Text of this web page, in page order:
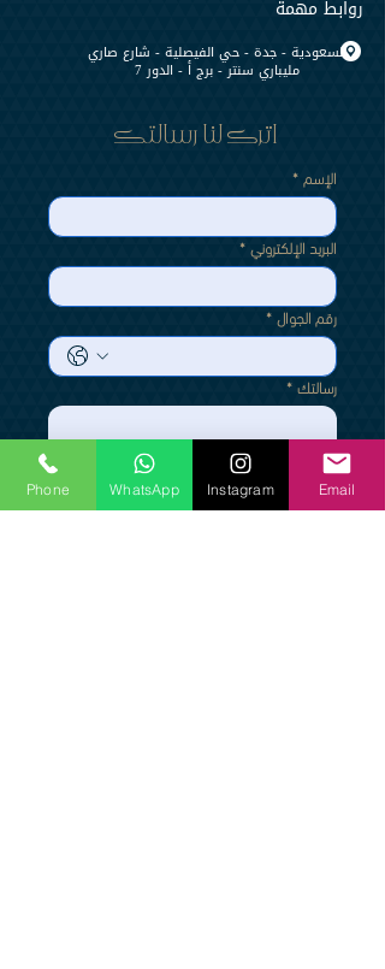
روابط مهمة
السعودية - جدة - حي الفيصلية - شارع صاري
مليباري سنتر - برج أ - الدور 7
اترك لنا رسالتك
الإسم*
البريد الإلكتروني*
رقم الجوال*
رسالتك*
Phone WhatsApp Instagram Email